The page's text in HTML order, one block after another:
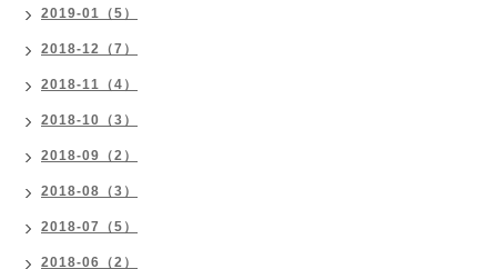
2019-01（5）
2018-12（7）
2018-11（4）
2018-10（3）
2018-09（2）
2018-08（3）
2018-07（5）
2018-06（2）